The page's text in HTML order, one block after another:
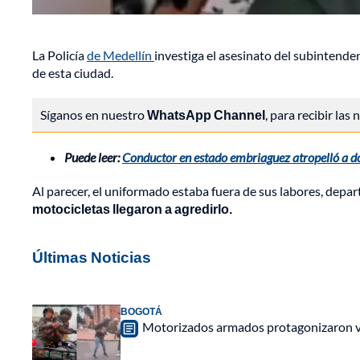
La Policíade Medellín investiga el asesinato del
de esta ciudad.
Síganos en nuestroWhatsApp Channel, para recibir las
Puede leer:Conductor en estado embriaguez atropelló a
Al parecer, el uniformado estaba fuera de sus labores,
motocicletas llegaron a agredirlo.
Últimas Noticias
BOGOTÁ
Motorizados armados protagonizaron